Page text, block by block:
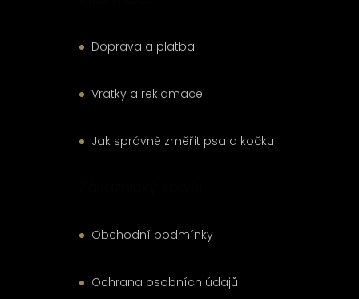
Doprava a platba
Vratky a reklamace
Jak správně změřit psa a kočku
Obchodní podmínky
Ochrana osobních údajů